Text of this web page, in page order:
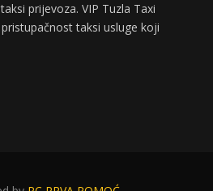
prijevoza. VIP Tuzla Taxi
taksi usluge koji